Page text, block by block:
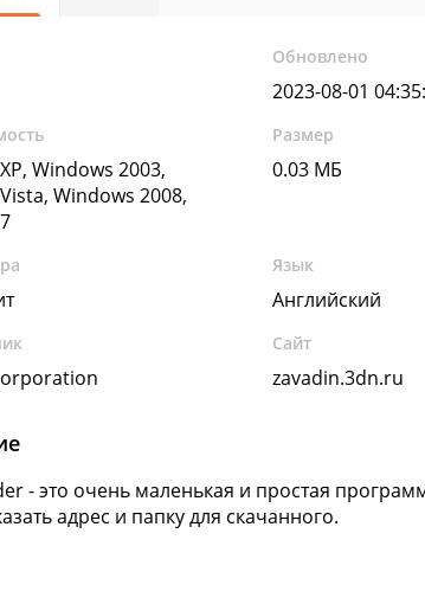
Обновлено
2023-08-01
Windows 2003,
Windows 2008,
Размер
0.03 МБ
Язык
Английский
Сайт
zavadin.3dn.ru
- это очень маленькая и простая
адрес и папку для